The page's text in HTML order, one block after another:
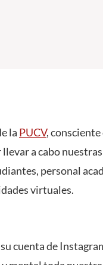
la PUCV,
a cabo
personal
virtuales.
cuenta de